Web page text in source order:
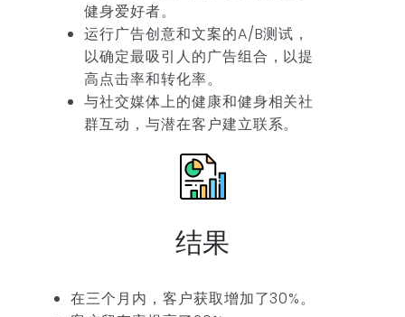
健身爱好者。
运行广告创意和文案的A/B测试，
以确定最吸引人的广告组合，以提
高点击率和转化率。
与社交媒体上的健康和健身相关社
群互动，与潜在客户建立联系。
结果
在三个月内，客户获取增加了30%。